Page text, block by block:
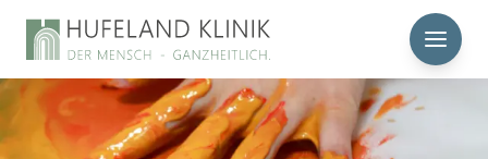
MENÜ